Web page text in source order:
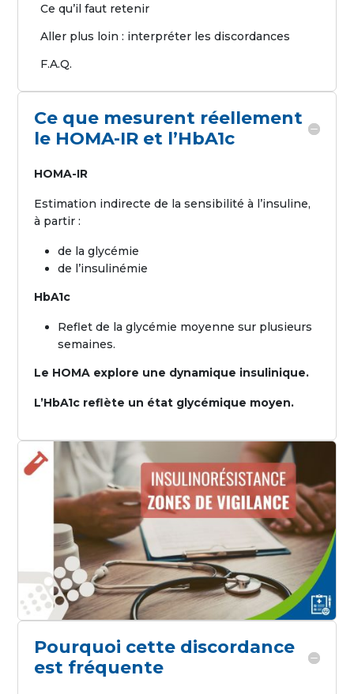
Ce qu’il faut retenir
Aller plus loin : interpréter les discordances
F.A.Q.
Ce que mesurent réellement
le HOMA-IR et l’HbA1c
HOMA-IR
Estimation indirecte de la sensibilité à l’insuline,
à partir :
de la glycémie
de l’insulinémie
HbA1c
Reflet de la glycémie moyenne sur plusieurs
semaines.
Le HOMA explore une dynamique insulinique.
L’HbA1c reflète un état glycémique moyen.
Pourquoi cette discordance
est fréquente